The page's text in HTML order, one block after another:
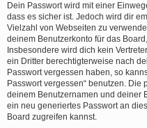
Dein Passwort wird mit einer
dass es sicher ist. Jedoch wird dir
Vielzahl von Webseiten zu
deinem Benutzerkonto für das
Insbesondere wird dich kein
ein Dritter berechtigterweise nach
Passwort vergessen haben, so
Passwort vergessen“ benutzen.
deinem Benutzernamen und deiner
ein neu generiertes Passwort an
Board zugreifen kannst.